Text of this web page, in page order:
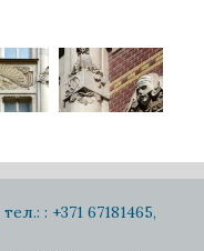
тел.: : +371 67181465,